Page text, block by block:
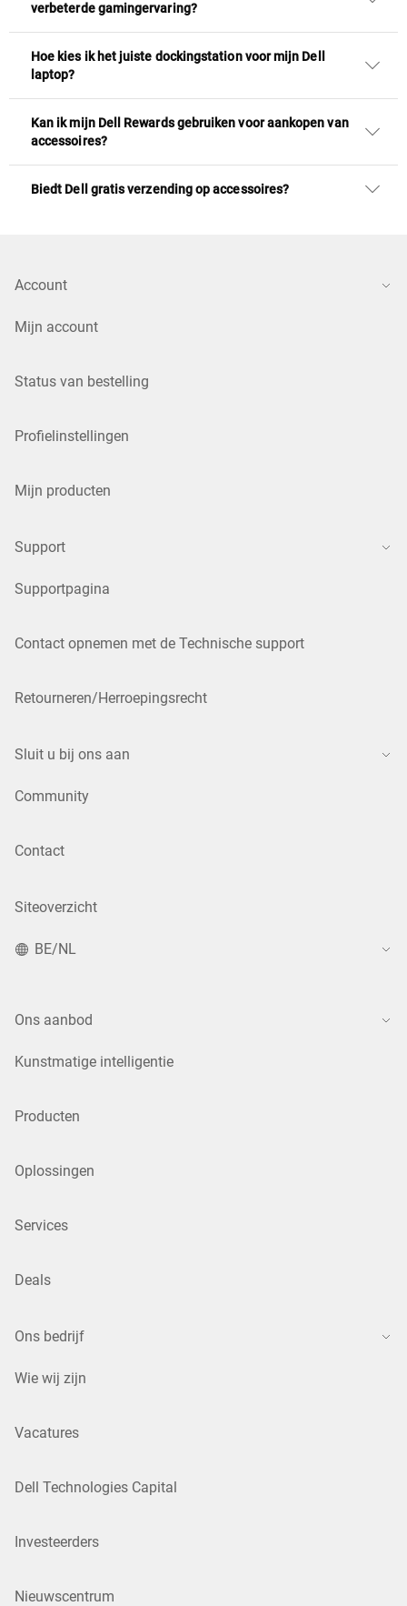
verbeterde gamingervaring?
Hoe kies ik het juiste dockingstation voor mijn Dell
laptop?
Kan ik mijn Dell Rewards gebruiken voor aankopen van
accessoires?
Biedt Dell gratis verzending op accessoires?
Account
Mijn account
Status van bestelling
Profielinstellingen
Mijn producten
Support
Supportpagina
Contact opnemen met de Technische support
Retourneren/Herroepingsrecht
Sluit u bij ons aan
Community
Contact
Siteoverzicht
BE/NL
Ons aanbod
Kunstmatige intelligentie
Producten
Oplossingen
Services
Deals
Ons bedrijf
Wie wij zijn
Vacatures
Dell Technologies Capital
Investeerders
Nieuwscentrum